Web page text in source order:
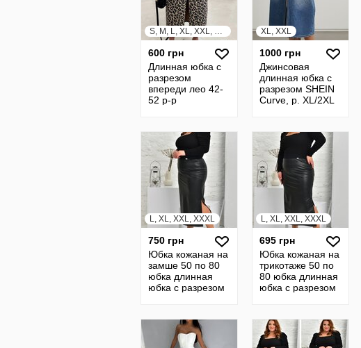
S, M, L, XL, XXL, XXXL
600 грн
Длинная юбка с
разрезом
впереди лео 42-
52 р-р
XL, XXL
1000 грн
Джинсовая
длинная юбка с
разрезом SHEIN
Curve, р. XL/2XL
L, XL, XXL, XXXL
750 грн
Юбка кожаная на
замше 50 по 80
юбка длинная
юбка с разрезом
22432
L, XL, XXL, XXXL
695 грн
Юбка кожаная на
трикотаже 50 по
80 юбка длинная
юбка с разрезом
22433